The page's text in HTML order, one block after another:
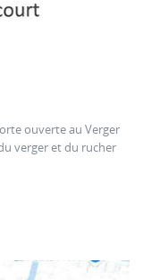
ouverte au Verger
verger et du rucher